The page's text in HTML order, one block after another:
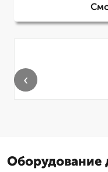
‹
Оборудование